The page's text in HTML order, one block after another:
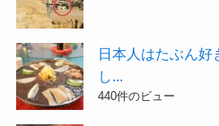
日本人はたぶん好
し...
440件のビュー